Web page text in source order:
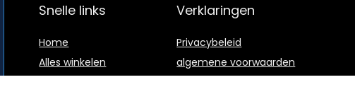
Snelle links
Home
Alles winkelen
Verklaringen
Privacybeleid
algemene voorwaarden